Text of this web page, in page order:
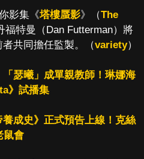
影集《塔樓蜃影》（The
福特曼（Dan Futterman）將
共同擔任監製。（variety）
「瑟曦」成單親教師！琳娜海
》試播集
養成史》正式預告上線！克絲
鼠會